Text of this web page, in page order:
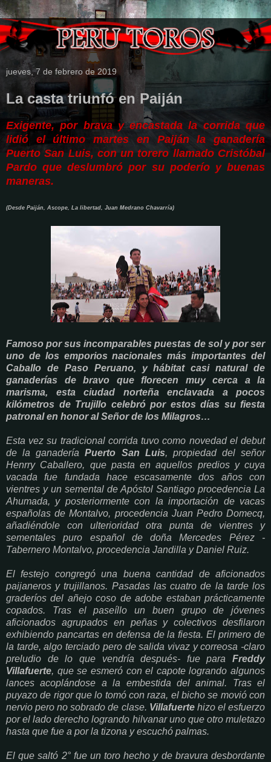
jueves, 7 de febrero de 2019
La casta triunfó en Paiján
Exigente, por brava y encastada la corrida que
lidió el último martes en Paiján la ganadería
Puerto San Luis, con un torero llamado Cristóbal
Pardo que deslumbró por su poderío y buenas
maneras.
(Desde Paiján, Ascope, La libertad, Juan Medrano Chavarría)
Famoso por sus incomparables puestas de sol y por ser
uno de los emporios nacionales más importantes del
Caballo de Paso Peruano, y hábitat casi natural de
ganaderías de bravo que florecen muy cerca a la
marisma, esta ciudad norteña enclavada a pocos
kilómetros de Trujillo celebró por estos días su fiesta
patronal en honor al Señor de los Milagros…
Esta vez su tradicional corrida tuvo como novedad el debut
de la ganaderíaPuerto San Luis, propiedad del señor
Henrry Caballero, que pasta en aquellos predios y cuya
vacada fue fundada hace escasamente dos años con
vientres y un semental de Apóstol Santiago procedencia La
Ahumada, y posteriormente con la importación de vacas
españolas de Montalvo, procedencia Juan Pedro Domecq,
añadiéndole con ulterioridad otra punta de vientres y
sementales puro español de doña Mercedes Pérez -
Tabernero Montalvo, procedencia Jandilla y Daniel Ruiz.
El festejo congregó una buena cantidad de aficionados
paijaneros y trujillanos. Pasadas las cuatro de la tarde los
graderíos del añejo coso de adobe estaban prácticamente
copados. Tras el paseíllo un buen grupo de jóvenes
aficionados agrupados en peñas y colectivos desfilaron
exhibiendo pancartas en defensa de la fiesta. El primero de
la tarde, algo terciado pero de salida vivaz y correosa -claro
preludio de lo que vendría después- fue para Freddy
Villafuerte, que se esmeró con el capote logrando algunos
lances acoplándose a la embestida del animal. Tras el
puyazo de rigor que lo tomó con raza, el bicho se movió con
nervio pero no sobrado de clase. Villafuertehizo el esfuerzo
por el lado derecho logrando hilvanar uno que otro muletazo
hasta que fue a por la tizona y escuchó palmas.
El que saltó 2° fue un toro hecho y de bravura desbordante